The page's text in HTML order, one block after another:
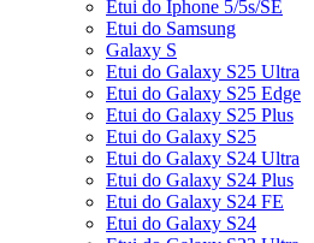
Etui do Iphone 5/5s/SE
Etui do Samsung
Galaxy S
Etui do Galaxy S25 Ultra
Etui do Galaxy S25 Edge
Etui do Galaxy S25 Plus
Etui do Galaxy S25
Etui do Galaxy S24 Ultra
Etui do Galaxy S24 Plus
Etui do Galaxy S24 FE
Etui do Galaxy S24